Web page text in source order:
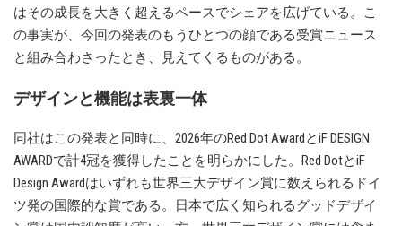
はその成長を大きく超えるペースでシェアを広げている。こ
の事実が、今回の発表のもうひとつの顔である受賞ニュース
と組み合わさったとき、見えてくるものがある。
デザインと機能は表裏一体
同社はこの発表と同時に、2026年のRed Dot AwardとiF DESIGN
AWARDで計4冠を獲得したことを明らかにした。Red DotとiF
Design Awardはいずれも世界三大デザイン賞に数えられるドイ
ツ発の国際的な賞である。日本で広く知られるグッドデザイ